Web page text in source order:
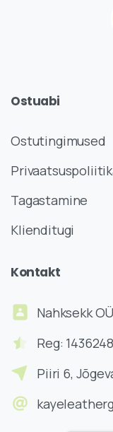
Ostuabi
Ostutingimused
Tagastamine
Klienditugi
Kontakt
Nahksekk OÜ
Reg:
Piiri 6,